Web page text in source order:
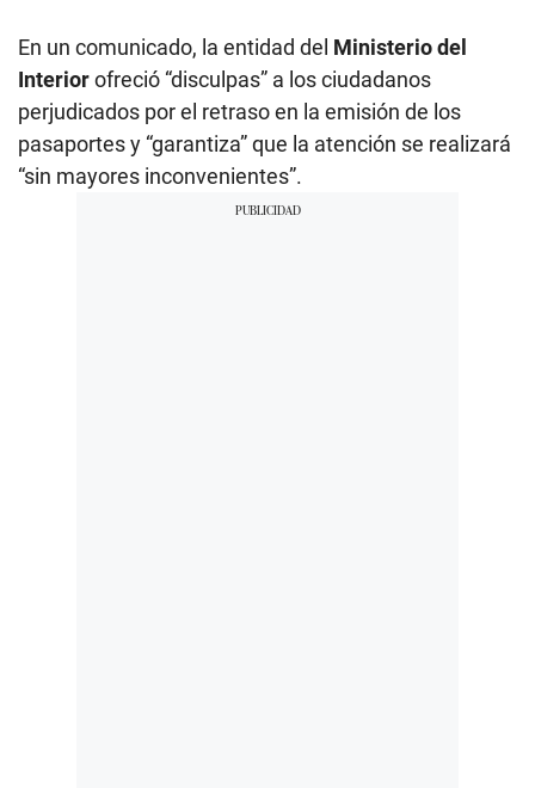
En un comunicado, la entidad del Ministerio del
Interiorofreció “disculpas” a los ciudadanos
perjudicados por el retraso en la emisión de los
pasaportes y “garantiza” que la atención se realizará
“sin mayores inconvenientes”.